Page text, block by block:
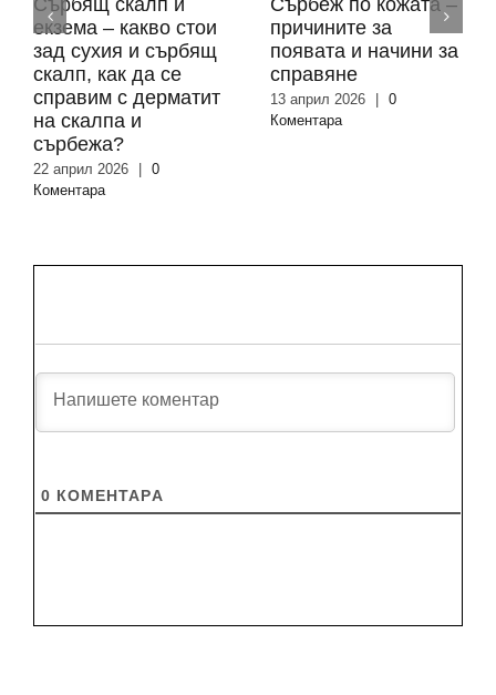
екзема – какво стои
зад сухия и сърбящ
скалп, как да се
справим с дерматит
на скалпа и
сърбежа?
22 април 2026
0
Коментара
причините за
появата и начини за
справяне
13 април 2026
0
Коментара
0 КОМЕНТАРA